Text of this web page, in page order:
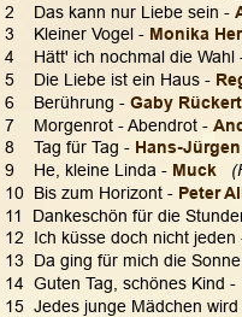
2    Das kann nur Liebe sein -
3    Kleiner Vogel - Monika
4    Hätt' ich nochmal die
5    Die Liebe ist ein Haus -
6    Berührung - Gaby
7    Morgenrot - Abendrot -
8    Tag für Tag - Hans-
9    He, kleine Linda - Muck
10  Bis zum Horizont - Peter
11  Dankeschön für die
12  Ich küsse doch nicht
13  Da ging für mich die
14  Guten Tag, schönes Kind -
15  Jedes junge Mädchen